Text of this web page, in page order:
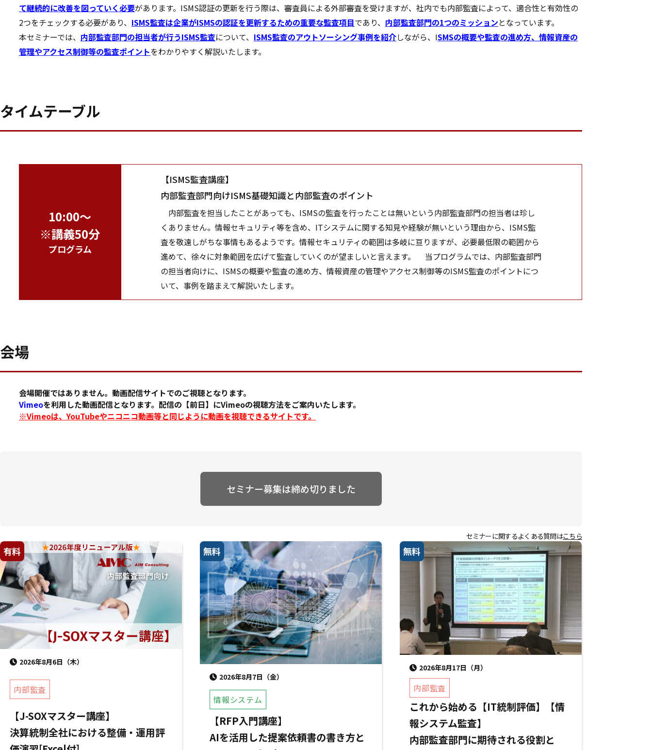
て継続的に改善を図っていく必要があります。ISMS認証の更新を行う際は、審査員による外部審査を受けますが、社内でも内部監査によって、適合性と有効性の
2つをチェックする必要があり、 ISMS監査は企業がISMSの認証を更新するための重要な監査項目であり、 内部監査部門の1つのミッションとなっています。
本セミナーでは、 内部監査部門の担当者が行うISMS監査について、 ISMS監査のアウトソーシング事例を紹介しながら、ISMSの概要や監査の進め方、情報資産の
管理やアクセス制御等の監査ポイントをわかりやすく解説いたします。
タイムテーブル
10:00～
※講義50分
プログラム
【ISMS監査講座】
内部監査部門向けISMS基礎知識と内部監査のポイント
内部監査を担当したことがあっても、ISMSの監査を行ったことは無いという内部監査部門の担当者は珍し
くありません。情報セキュリティ等を含め、ITシステムに関する知見や経験が無いという理由から、ISMS監
査を敬遠しがちな事情もあるようです。情報セキュリティの範囲は多岐に亘りますが、必要最低限の範囲から
進めて、徐々に対象範囲を広げて監査していくのが望ましいと言えます。 当プログラムでは、内部監査部門
の担当者向けに、ISMSの概要や監査の進め方、情報資産の管理やアクセス制御等のISMS監査のポイントにつ
いて、事例を踏まえて解説いたします。
会場
会場開催ではありません。動画配信サイトでのご視聴となります。
Vimeoを利用した動画配信となります。配信の【前日】にVimeoの視聴方法をご案内いたします。
※Vimeoは、YouTubeやニコニコ動画等と同じように動画を視聴できるサイトです。
セミナー募集は締め切りました
セミナーに関するよくある質問はこちら
有料
2026年8月6日（木）
内部監査
【J-SOXマスター講座】
決算統制全社における整備・運用評
無料
2026年8月7日（金）
情報システム
【RFP入門講座】
AIを活用した提案依頼書の書き方と
無料
2026年8月17日（月）
内部監査
これから始める【IT統制評価】【情
報システム監査】
内部監査部門に期待される役割と